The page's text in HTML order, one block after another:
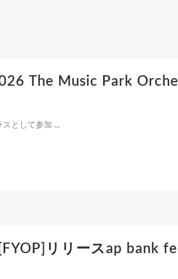
The Music Park
として参加 ...
リリースap bank